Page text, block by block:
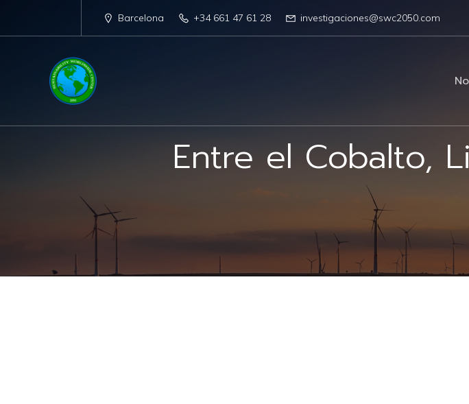
Barcelona +34 661 47 61 28 investigaciones@swc2050.com
Entre el Cobalto,